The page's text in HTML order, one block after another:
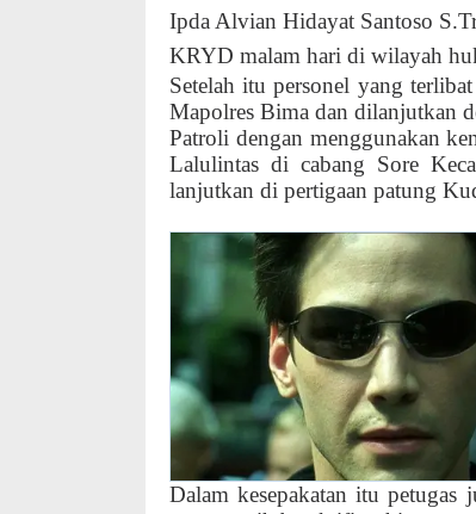
Ipda Alvian Hidayat Santoso
KRYD malam hari di wilayah
Setelah itu personel yang
Mapolres Bima dan dilanjutkan
Patroli dengan menggunakan
Lalulintas di cabang Sore
lanjutkan di pertigaan patung
Dalam kesepakatan itu petugas